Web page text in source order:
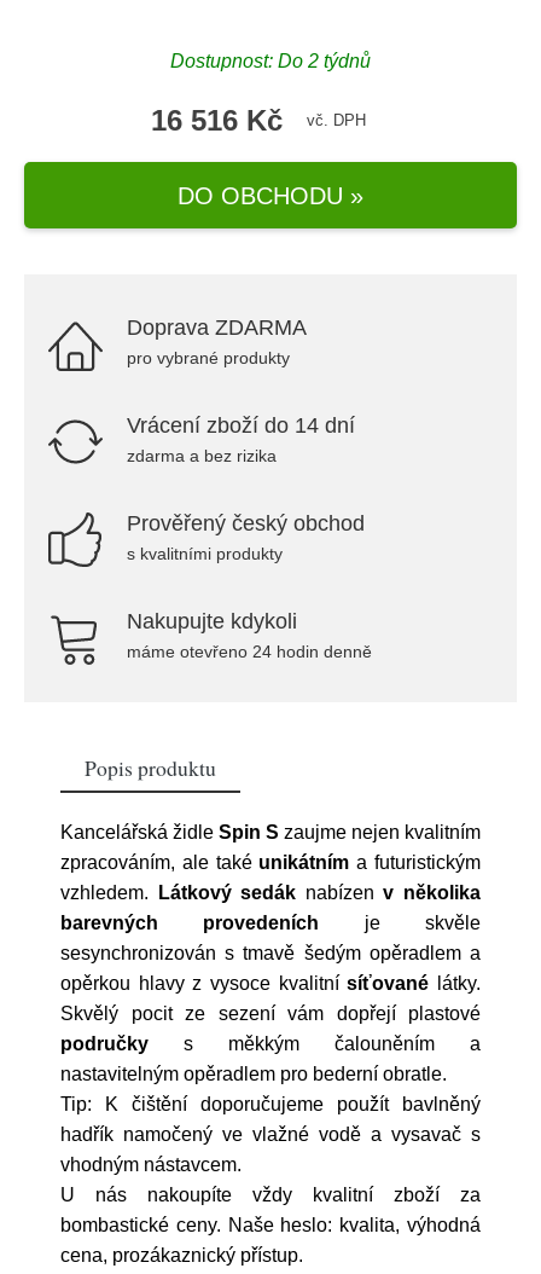
Dostupnost: Do 2 týdnů
16 516 Kč vč. DPH
DO OBCHODU »
Doprava ZDARMA
pro vybrané produkty
Vrácení zboží do 14 dní
zdarma a bez rizika
Prověřený český obchod
s kvalitními produkty
Nakupujte kdykoli
máme otevřeno 24 hodin denně
Popis produktu
Kancelářská židle Spin S zaujme nejen kvalitním
zpracováním, ale také unikátním a futuristickým
vzhledem.
Látkový sedák nabízenv několika
barevných provedeních je skvěle
sesynchronizován s tmavě šedým opěradlem a
opěrkou hlavy z vysoce kvalitnísíťované látky.
Skvělý pocit ze sezení vám dopřejí plastové
područky s měkkým čalouněním a
nastavitelným opěradlem pro bederní obratle.
Tip: K čištění doporučujeme použít bavlněný
hadřík namočený ve vlažné vodě a vysavač s
vhodným nástavcem.
U nás nakoupíte vždy kvalitní zboží za
bombastické ceny. Naše heslo: kvalita, výhodná
cena, prozákaznický přístup.